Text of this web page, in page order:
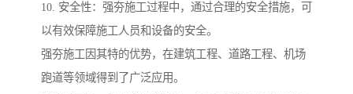
10. 安全性：强夯施工过程中，通过合理的安全措施，可
以有效保障施工人员和设备的安全。
强夯施工因其特的优势，在建筑工程、道路工程、机场
跑道等领域得到了广泛应用。